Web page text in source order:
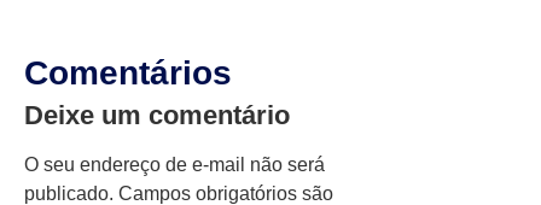
Comentários
Deixe um comentário
O seu endereço de e-mail não será
publicado. Campos obrigatórios são